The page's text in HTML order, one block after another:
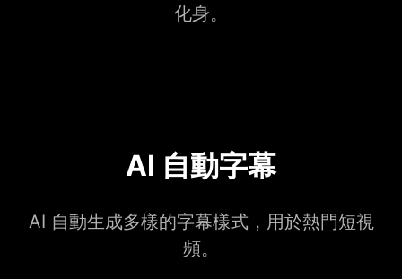
化身。
AI 自動字幕
AI 自動生成多樣的字幕樣式，用於熱門短視
頻。